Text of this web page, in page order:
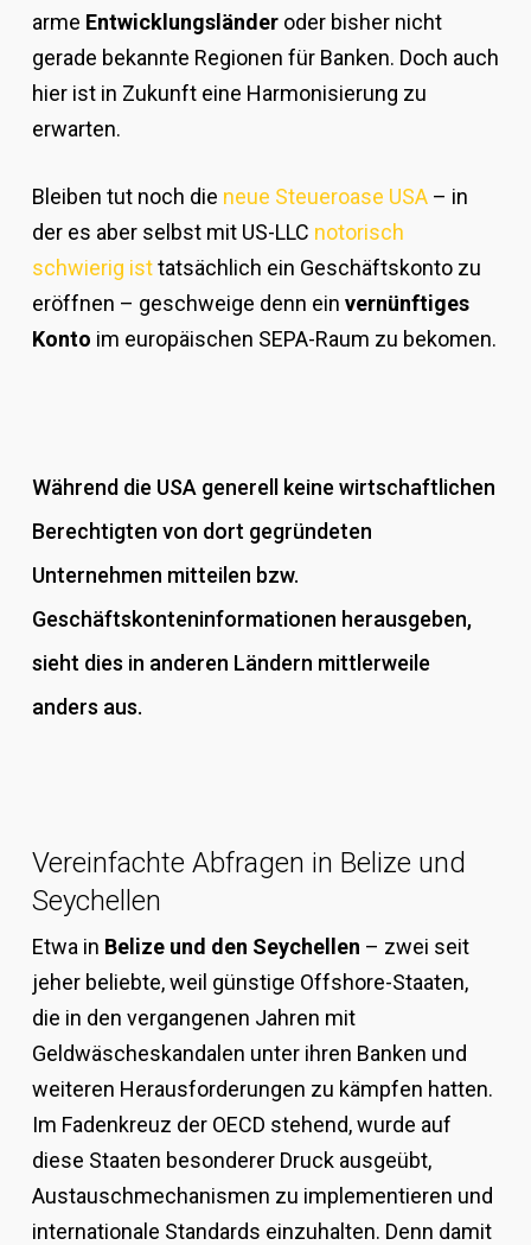
arme Entwicklungsländeroder bisher nicht
gerade bekannte Regionen für Banken. Doch auch
hier ist in Zukunft eine Harmonisierung zu
erwarten.
Bleiben tut noch die neue Steueroase USA– in
der es aber selbst mit US-LLC notorisch
schwierig isttatsächlich ein Geschäftskonto zu
eröffnen – geschweige denn ein vernünftiges
Konto im europäischen SEPA-Raum zu bekomen.
Während die USA generell keine wirtschaftlichen
Berechtigten von dort gegründeten
Unternehmen mitteilen bzw.
Geschäftskonteninformationen herausgeben,
sieht dies in anderen Ländern mittlerweile
anders aus.
Vereinfachte Abfragen in Belize und
Seychellen
Etwa in Belize und den Seychellen – zwei seit
jeher beliebte, weil günstige Offshore-Staaten,
die in den vergangenen Jahren mit
Geldwäscheskandalen unter ihren Banken und
weiteren Herausforderungen zu kämpfen hatten.
Im Fadenkreuz der OECD stehend, wurde auf
diese Staaten besonderer Druck ausgeübt,
Austauschmechanismen zu implementieren und
internationale Standards einzuhalten. Denn damit